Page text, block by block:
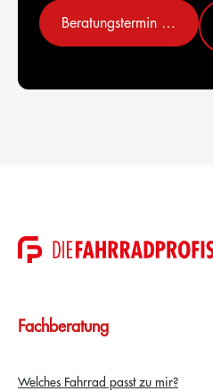
Beratungstermin vereinbaren
Fachberatung
Welches Fahrrad passt zu mir?